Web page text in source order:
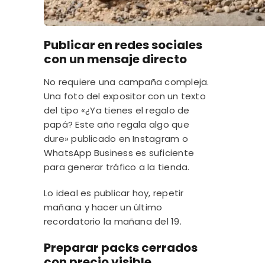
Publicar en redes sociales
con un mensaje directo
No requiere una campaña compleja.
Una foto del expositor con un texto
del tipo «¿Ya tienes el regalo de
papá? Este año regala algo que
dure» publicado en Instagram o
WhatsApp Business es suficiente
para generar tráfico a la tienda.
Lo ideal es publicar hoy, repetir
mañana y hacer un último
recordatorio la mañana del 19.
Preparar packs cerrados